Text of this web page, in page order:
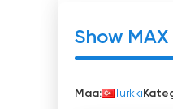
Show MAX
Maa: Turkki